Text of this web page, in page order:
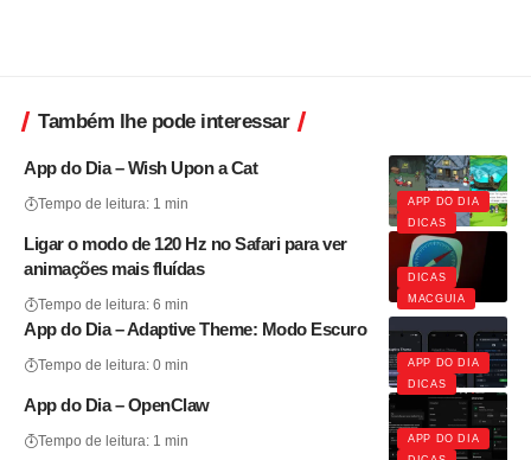
Também lhe pode interessar
APP DO DIA
DICAS
App do Dia – Wish Upon a Cat
Tempo de leitura: 1 min
DICAS
MACGUIA
Ligar o modo de 120 Hz no Safari para ver
animações mais fluídas
Tempo de leitura: 6 min
APP DO DIA
DICAS
App do Dia – Adaptive Theme: Modo Escuro
Tempo de leitura: 0 min
APP DO DIA
App do Dia – OpenClaw
Tempo de leitura: 1 min